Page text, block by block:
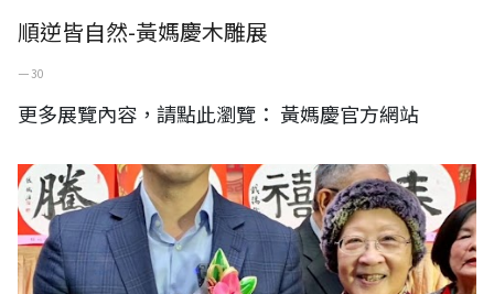
順逆皆自然-黃媽慶木雕展
一 30
更多展覽內容，請點此瀏覽： 黃媽慶官方網站